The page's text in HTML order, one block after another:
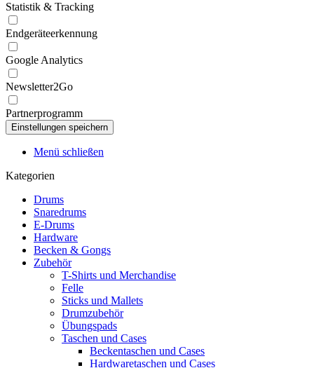
Statistik & Tracking
Endgeräteerkennung
Google Analytics
Newsletter2Go
Partnerprogramm
Menü schließen
Kategorien
Drums
Snaredrums
E-Drums
Hardware
Becken & Gongs
Zubehör
T-Shirts und Merchandise
Felle
Sticks und Mallets
Drumzubehör
Übungspads
Taschen und Cases
Beckentaschen und Cases
Hardwaretaschen und Cases